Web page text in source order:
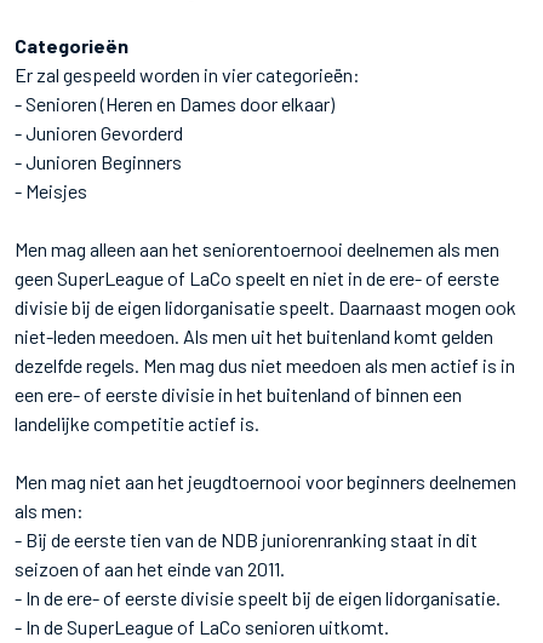
Categorieën
Er zal gespeeld worden in vier categorieën:
- Senioren (Heren en Dames door elkaar)
- Junioren Gevorderd
- Junioren Beginners
- Meisjes
Men mag alleen aan het seniorentoernooi deelnemen als men
geen SuperLeague of LaCo speelt en niet in de ere- of eerste
divisie bij de eigen lidorganisatie speelt. Daarnaast mogen ook
niet-leden meedoen. Als men uit het buitenland komt gelden
dezelfde regels. Men mag dus niet meedoen als men actief is in
een ere- of eerste divisie in het buitenland of binnen een
landelijke competitie actief is.
Men mag niet aan het jeugdtoernooi voor beginners deelnemen
als men:
- Bij de eerste tien van de NDB juniorenranking staat in dit
seizoen of aan het einde van 2011.
- In de ere- of eerste divisie speelt bij de eigen lidorganisatie.
- In de SuperLeague of LaCo senioren uitkomt.